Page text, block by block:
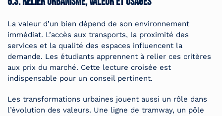
La valeur d’un bien dépend de son environnement
immédiat. L’accès aux transports, la proximité des
services et la qualité des espaces influencent la
demande. Les étudiants apprennent à relier ces critères
aux prix du marché. Cette lecture croisée est
indispensable pour un conseil pertinent.
Les transformations urbaines jouent aussi un rôle dans
l’évolution des valeurs. Une ligne de tramway, un pôle